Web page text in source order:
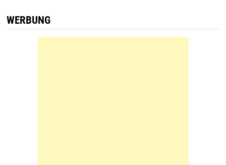
WERBUNG